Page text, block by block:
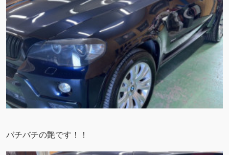
バチバチの艶です！！